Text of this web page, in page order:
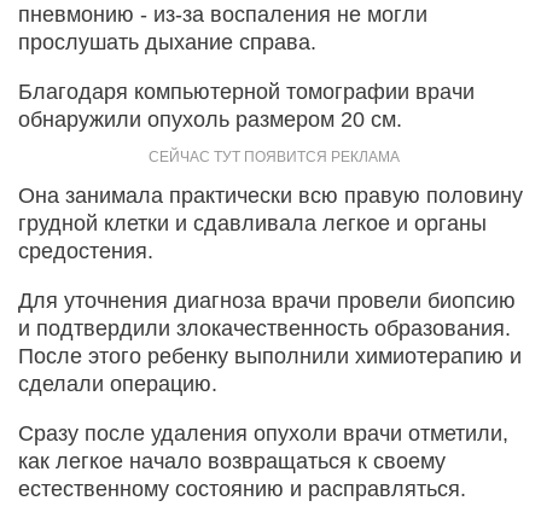
пневмонию - из-за воспаления не могли
прослушать дыхание справа.
Благодаря компьютерной томографии врачи
обнаружили опухоль размером 20 см.
Она занимала практически всю правую половину
грудной клетки и сдавливала легкое и органы
средостения.
Для уточнения диагноза врачи провели биопсию
и подтвердили злокачественность образования.
После этого ребенку выполнили химиотерапию и
сделали операцию.
Сразу после удаления опухоли врачи отметили,
как легкое начало возвращаться к своему
естественному состоянию и расправляться.